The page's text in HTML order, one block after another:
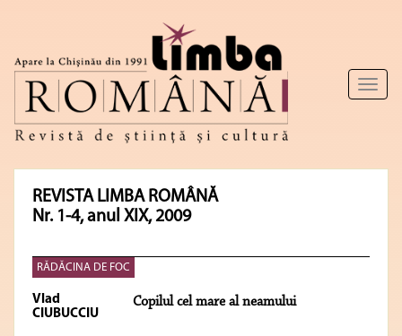
Toggle
REVISTA LIMBA ROMÂNĂ
Nr. 1-4, anul XIX, 2009
RĂDĂCINA DE FOC
Vlad
CIUBUCCIU
Copilul cel mare al neamului